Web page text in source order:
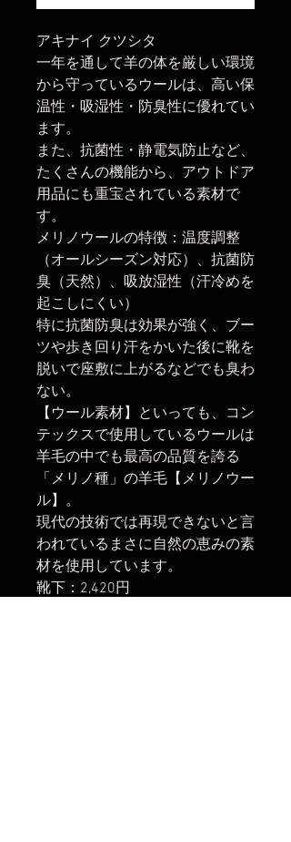
アキナイ クツシタ
一年を通して羊の体を厳しい環境
から守っているウールは、高い保
温性・吸湿性・防臭性に優れてい
ます。
また、抗菌性・静電気防止など、
たくさんの機能から、アウトドア
用品にも重宝されている素材で
す。
メリノウールの特徴：温度調整
（オールシーズン対応）、抗菌防
臭（天然）、吸放湿性（汗冷めを
起こしにくい）
特に抗菌防臭は効果が強く、ブー
ツや歩き回り汗をかいた後に靴を
脱いで座敷に上がるなどでも臭わ
ない。
【ウール素材】といっても、コン
テックスで使用しているウールは
羊毛の中でも最高の品質を誇る
「メリノ種」の羊毛【メリノウー
ル】。
現代の技術では再現できないと言
われているまさに自然の恵みの素
材を使用しています。
靴下：2,420円